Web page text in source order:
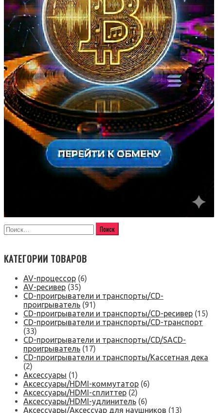
КАТЕГОРИИ ТОВАРОВ
AV-процессор (6)
AV-ресивер (35)
CD-проигрыватели и транспорты/CD-
проигрыватель (91)
CD-проигрыватели и транспорты/CD-ресивер (15)
CD-проигрыватели и транспорты/CD-транспорт
(33)
CD-проигрыватели и транспорты/CD/SACD-
проигрыватель (17)
CD-проигрыватели и транспорты/Кассетная дека
(2)
Аксессуары (1)
Аксессуары/HDMI-коммутатор (6)
Аксессуары/HDMI-сплиттер (2)
Аксессуары/HDMI-удлинитель (6)
Аксессуары/Аксессуар для наушников (13)